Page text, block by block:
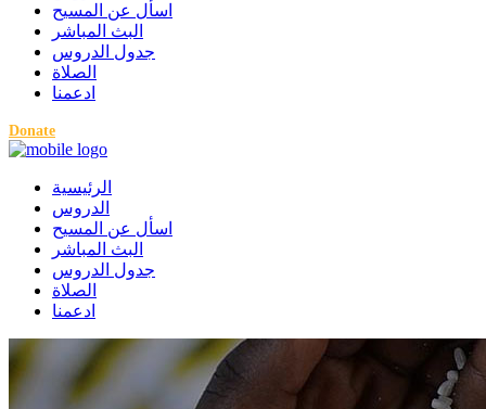
اسأل عن المسيح
البث المباشر
جدول الدروس
الصلاة
ادعمنا
Donate
الرئيسية
الدروس
اسأل عن المسيح
البث المباشر
جدول الدروس
الصلاة
ادعمنا